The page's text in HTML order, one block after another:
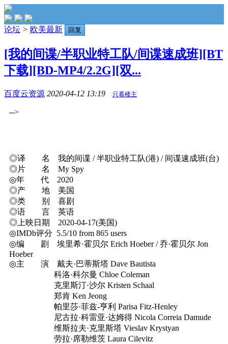
论坛 > 欧美最新 回复
[我的间谍/半职业特工队/间谍速成班][BT
下载][BD-MP4/2.2G][双...
百度云资源 2020-04-12 13:19 只看楼主
-->
◎译 名 我的间谍 / 半职业特工队(港) / 间谍速成班(台)
◎片 名 My Spy
◎年 代 2020
◎产 地 美国
◎类 别 喜剧
◎语 言 英语
◎上映日期 2020-04-17(美国)
◎IMDb评分 5.5/10 from 865 users
◎编 剧 埃里希·霍贝尔 Erich Hoeber / 乔·霍贝尔 Jon
Hoeber
◎主 演 戴夫·巴蒂斯塔 Dave Bautista
科洛·科尔曼 Chloe Coleman
克里斯汀·沙尔 Kristen Schaal
郑肯 Ken Jeong
帕里莎·菲兹-亨利 Parisa Fitz-Henley
尼古拉·科雷亚·达姆得 Nicola Correia Damude
维斯拉夫·克里斯塔 Vieslav Krystyan
劳拉·席勒维茨 Laura Cilevitz